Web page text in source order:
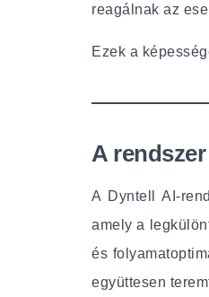
reagálnak az
Ezek a
A
A Dyntell AI-
amely a
és
együttesen